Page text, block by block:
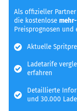
Als offizieller
die kostenlose
Preisprognosen und
Aktuelle
Ladetarife
erfahren
Detaillierte
und 30.000